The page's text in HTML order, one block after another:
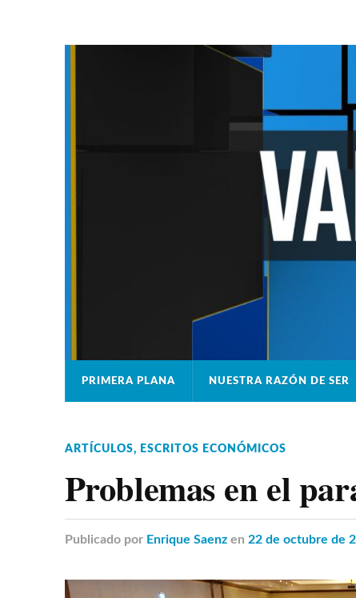
PRIMERA PLANA NUESTRA RAZÓN DE SER
ARTÍCULOS, ESCRITOS ECONÓMICOS
Problemas en el
Publicado por Enrique Saenz en 22 de octubre de